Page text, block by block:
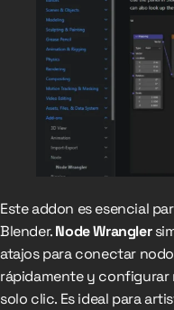
Este addon es esencial
Blender.Node Wrangler
atajos para conectar
rápidamente y configurar
solo clic. Es ideal para